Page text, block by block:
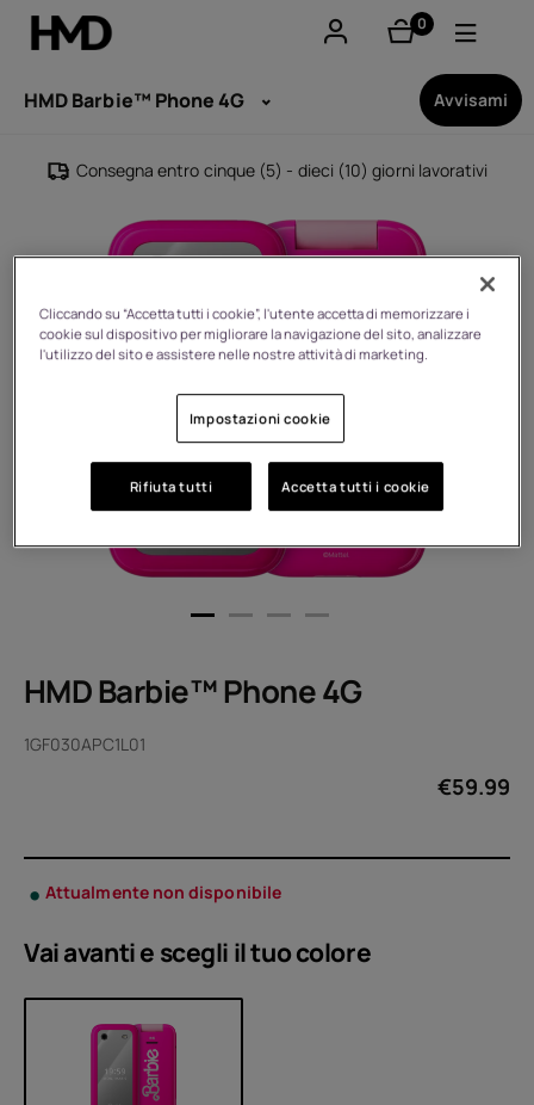
0
elementi
Smartphones
Cellulari
Offerte
HMD Barbie™ Phone 4G Avvisami
Consegna entro cinque (5) - dieci (10) giorni lavorativi
HMD Barbie™ Phone 4G
1GF030APC1L01
€59.99
Attualmente non disponibile
Vai avanti e scegli il tuocolore
Cliccando su “Accetta tutti i cookie”, l'utente accetta di memorizzare i
cookie sul dispositivo per migliorare la navigazione del sito, analizzare
l'utilizzo del sito e assistere nelle nostre attività di marketing.
Impostazioni cookie
Rifiuta tutti Accetta tutti i cookie